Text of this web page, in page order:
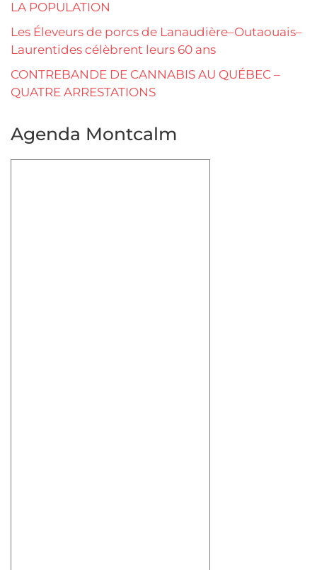
LA POPULATION
Les Éleveurs de porcs de Lanaudière–Outaouais–
Laurentides célèbrent leurs 60 ans
CONTREBANDE DE CANNABIS AU QUÉBEC –
QUATRE ARRESTATIONS
Agenda Montcalm